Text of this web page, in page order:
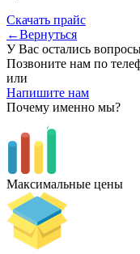
Скачать прайс
←Вернуться
У Вас остались
Позвоните нам по
или
Напишите нам
Почему именно мы?
Максимальные цены